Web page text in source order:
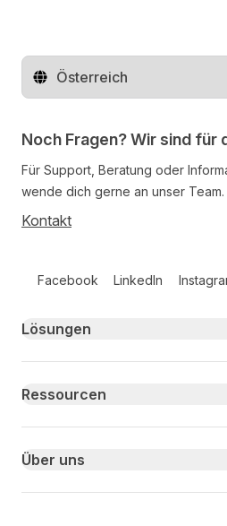
Region ändern
Noch Fragen? Wir sind für
Für Support, Beratung oder
wende dich gerne an unser Team.
Kontakt
Facebook LinkedIn
Primary footer navigation
Lösungen
Ressourcen
Über uns